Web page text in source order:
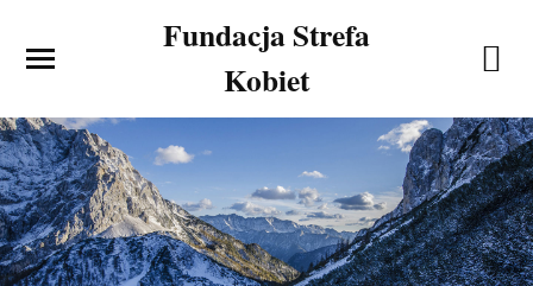
Fundacja Strefa
Kobiet